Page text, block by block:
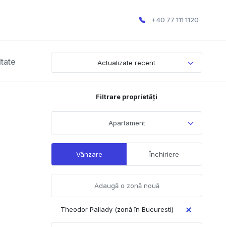
+40 77 111 1120
Actualizate recent
Filtrare proprietăți
Apartament
Vânzare Închiriere
Theodor Pallady (zonă în Bucuresti)